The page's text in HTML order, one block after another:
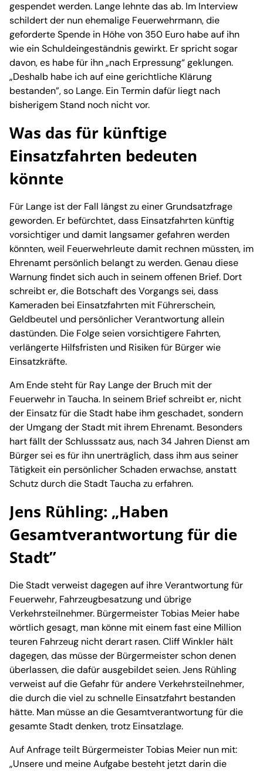
gespendet werden. Lange lehnte das ab. Im Interview
schildert der nun ehemalige Feuerwehrmann, die
geforderte Spende in Höhe von 350 Euro habe auf ihn
wie ein Schuldeingeständnis gewirkt. Er spricht sogar
davon, es habe für ihn „nach Erpressung“ geklungen.
„Deshalb habe ich auf eine gerichtliche Klärung
bestanden”, so Lange. Ein Termin dafür liegt nach
bisherigem Stand noch nicht vor.
Was das für künftige
Einsatzfahrten bedeuten
könnte
Für Lange ist der Fall längst zu einer Grundsatzfrage
geworden. Er befürchtet, dass Einsatzfahrten künftig
vorsichtiger und damit langsamer gefahren werden
könnten, weil Feuerwehrleute damit rechnen müssten, im
Ehrenamt persönlich belangt zu werden. Genau diese
Warnung findet sich auch in seinem offenen Brief. Dort
schreibt er, die Botschaft des Vorgangs sei, dass
Kameraden bei Einsatzfahrten mit Führerschein,
Geldbeutel und persönlicher Verantwortung allein
dastünden. Die Folge seien vorsichtigere Fahrten,
verlängerte Hilfsfristen und Risiken für Bürger wie
Einsatzkräfte.
Am Ende steht für Ray Lange der Bruch mit der
Feuerwehr in Taucha. In seinem Brief schreibt er, nicht
der Einsatz für die Stadt habe ihm geschadet, sondern
der Umgang der Stadt mit ihrem Ehrenamt. Besonders
hart fällt der Schlusssatz aus, nach 34 Jahren Dienst am
Bürger sei es für ihn unerträglich, dass ihm aus seiner
Tätigkeit ein persönlicher Schaden erwachse, anstatt
Schutz durch die Stadt Taucha zu erfahren.
Jens Rühling: „Haben
Gesamtverantwortung für die
Stadt”
Die Stadt verweist dagegen auf ihre Verantwortung für
Feuerwehr, Fahrzeugbesatzung und übrige
Verkehrsteilnehmer. Bürgermeister Tobias Meier habe
wörtlich gesagt, man könne mit einem fast eine Million
teuren Fahrzeug nicht derart rasen. Cliff Winkler hält
dagegen, das müsse der Bürgermeister schon denen
überlassen, die dafür ausgebildet seien. Jens Rühling
verweist auf die Gefahr für andere Verkehrsteilnehmer,
die durch die viel zu schnelle Einsatzfahrt bestanden
hätte. Man müsse an die Gesamtverantwortung für die
gesamte Stadt denken, trotz Einsatzlage.
Auf Anfrage teilt Bürgermeister Tobias Meier nun mit:
„Unsere und meine Aufgabe besteht jetzt darin die